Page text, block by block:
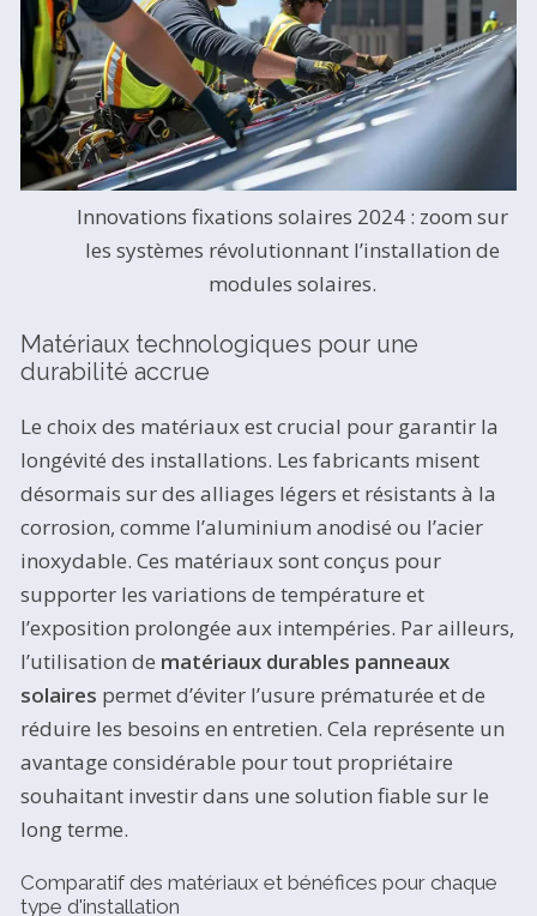
Innovations fixations solaires 2024 : zoom sur
les systèmes révolutionnant l’installation de
modules solaires.
Matériaux technologiques pour une
durabilité accrue
Le choix des matériaux est crucial pour garantir la
longévité des installations. Les fabricants misent
désormais sur des alliages légers et résistants à la
corrosion, comme l’aluminium anodisé ou l’acier
inoxydable. Ces matériaux sont conçus pour
supporter les variations de température et
l’exposition prolongée aux intempéries. Par ailleurs,
l’utilisation de matériaux durables panneaux
solaires permet d’éviter l’usure prématurée et de
réduire les besoins en entretien. Cela représente un
avantage considérable pour tout propriétaire
souhaitant investir dans une solution fiable sur le
long terme.
Comparatif des matériaux et bénéfices pour chaque
type d'installation